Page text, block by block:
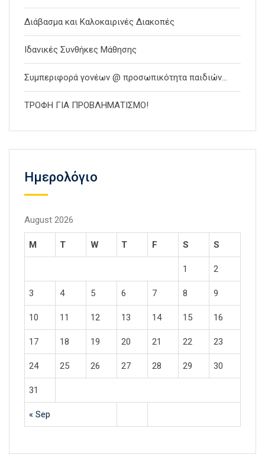
Διάβασμα και Καλοκαιρινές Διακοπές
Ιδανικές Συνθήκες Μάθησης
Συμπεριφορά γονέων @ προσωπικότητα παιδιών…
ΤΡΟΦΗ ΓΙΑ ΠΡΟΒΛΗΜΑΤΙΣΜΟ!
Ημερολόγιο
August 2026
M T W T F S S
« Sep
1 2
3 4 5 6 7 8 9
10 11 12 13 14 15 16
17 18 19 20 21 22 23
24 25 26 27 28 29 30
31